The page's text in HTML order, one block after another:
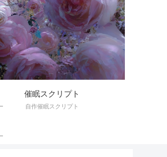
催眠スクリプト
自作催眠スクリプト